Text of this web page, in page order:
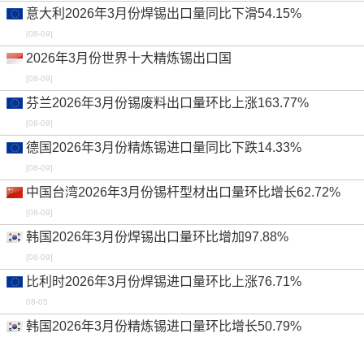
意大利2026年3月份焊锡出口量同比下滑54.15%
[08-09]
2026年3月份世界十大精炼锡出口国
[08-09]
芬兰2026年3月份锡废料出口量环比上涨163.77%
[08-09]
德国2026年3月份精炼锡进口量同比下跌14.33%
[08-09]
中国台湾2026年3月份锡杆型材出口量环比增长62.72%
[08-09]
韩国2026年3月份焊锡出口量环比增加97.88%
[08-09]
比利时2026年3月份焊锡进口量环比上涨76.71%
08-05
韩国2026年3月份精炼锡进口量环比增长50.79%